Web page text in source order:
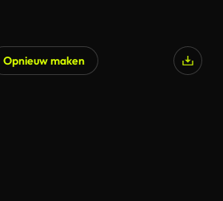
Opnieuw maken